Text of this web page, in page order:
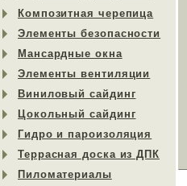
Композитная черепица
Элементы безопасности
Мансардные окна
Элементы вентиляции
Виниловый сайдинг
Цокольный сайдинг
Гидро и пароизоляция
Террасная доска из ДПК
Пиломатериалы